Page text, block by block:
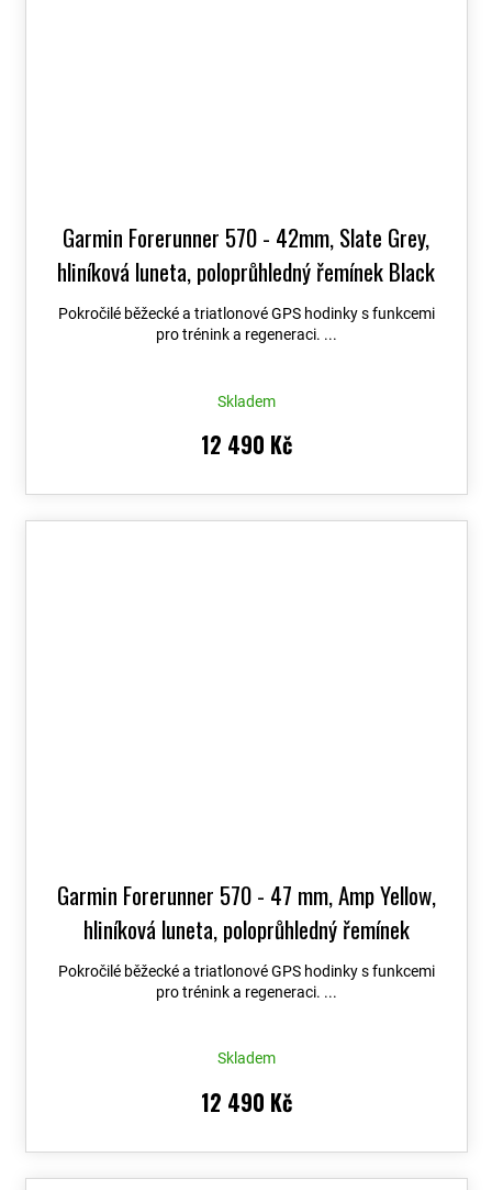
Garmin Forerunner 570 - 42mm, Slate Grey,
hliníková luneta, poloprůhledný řemínek Black
010-02970-00+ možnost výměny do 90 dní
Pokročilé běžecké a triatlonové GPS hodinky s funkcemi
pro trénink a regeneraci. ...
Skladem
12 490 Kč
Garmin Forerunner 570 - 47 mm, Amp Yellow,
hliníková luneta, poloprůhledný řemínek
Whitestone / Turquoise 010-02971-01+
možnost výměny do 90 dní
Pokročilé běžecké a triatlonové GPS hodinky s funkcemi
pro trénink a regeneraci. ...
Skladem
12 490 Kč